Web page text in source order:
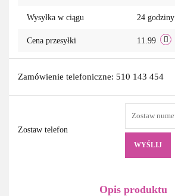
Wysyłka w ciągu 24 godziny
Cena przesyłki 11.99
Zamówienie telefoniczne: 510 143 454
Zostaw telefon
WYŚLIJ
Opis produktu